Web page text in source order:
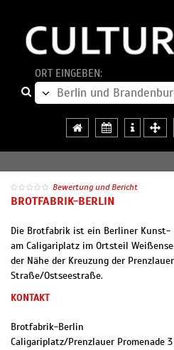
ORT EINGEBEN:
Bewertung und Bericht
BROTFABRIK-BERLIN
Die Brotfabrik ist ein Berliner
am Caligariplatz im Ortsteil
der Nähe der Kreuzung der
Straße/Ostseestraße.
KONTAKT
Brotfabrik-Berlin
Caligariplatz/Prenzlauer Promenade 3